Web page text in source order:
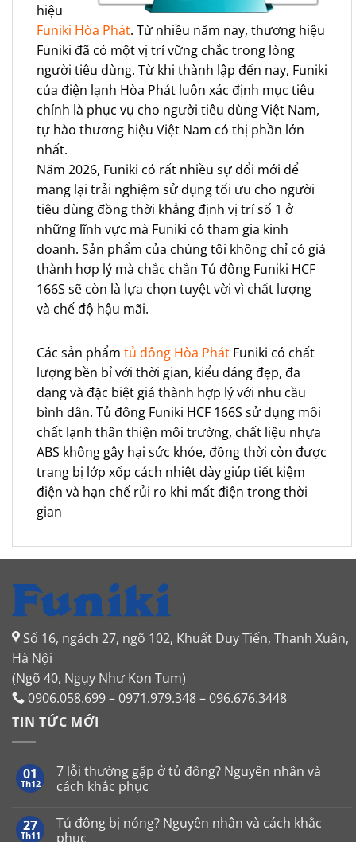
hiệu
Funiki Hòa Phát. Từ nhiều năm nay, thương hiệu
Funiki đã có một vị trí vững chắc trong lòng
người tiêu dùng. Từ khi thành lập đến nay, Funiki
của điện lạnh Hòa Phát luôn xác định mục tiêu
chính là phục vụ cho người tiêu dùng Việt Nam,
tự hào thương hiệu Việt Nam có thị phần lớn
nhất.
Năm 2026, Funiki có rất nhiều sự đổi mới để
mang lại trải nghiệm sử dụng tối ưu cho người
tiêu dùng đồng thời khẳng định vị trí số 1 ở
những lĩnh vực mà Funiki có tham gia kinh
doanh. Sản phẩm của chúng tôi không chỉ có giá
thành hợp lý mà chắc chắn Tủ đông Funiki HCF
166S sẽ còn là lựa chọn tuyệt vời vì chất lượng
và chế độ hậu mãi.
Các sản phẩm tủ đông Hòa Phát Funiki có chất
lượng bền bỉ với thời gian, kiểu dáng đẹp, đa
dạng và đặc biệt giá thành hợp lý với nhu cầu
bình dân. Tủ đông Funiki HCF 166S sử dụng môi
chất lạnh thân thiện môi trường, chất liệu nhựa
ABS không gây hại sức khỏe, đồng thời còn được
trang bị lớp xốp cách nhiệt dày giúp tiết kiệm
điện và hạn chế rủi ro khi mất điện trong thời
gian
Số 16, ngách 27, ngõ 102, Khuất Duy Tiến, Thanh Xuân,
Hà Nội
(Ngõ 40, Ngụy Như Kon Tum)
0906.058.699 – 0971.979.348 – 096.676.3448
TIN TỨC MỚI
01
Th12
7 lỗi thường gặp ở tủ đông? Nguyên nhân và
cách khắc phục
bình
luận
27
Th11
Tủ đông bị nóng? Nguyên nhân và cách khắc
phục